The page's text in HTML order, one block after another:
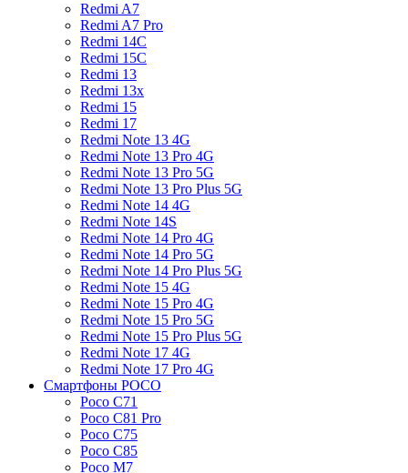
Redmi A7
Redmi A7 Pro
Redmi 14C
Redmi 15C
Redmi 13
Redmi 13x
Redmi 15
Redmi 17
Redmi Note 13 4G
Redmi Note 13 Pro 4G
Redmi Note 13 Pro 5G
Redmi Note 13 Pro Plus 5G
Redmi Note 14 4G
Redmi Note 14S
Redmi Note 14 Pro 4G
Redmi Note 14 Pro 5G
Redmi Note 14 Pro Plus 5G
Redmi Note 15 4G
Redmi Note 15 Pro 4G
Redmi Note 15 Pro 5G
Redmi Note 15 Pro Plus 5G
Redmi Note 17 4G
Redmi Note 17 Pro 4G
Смартфоны POCO
Poco C71
Poco C81 Pro
Poco C75
Poco C85
Poco M7